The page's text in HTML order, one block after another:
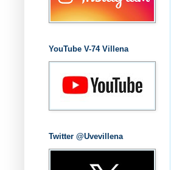
YouTube V-74 Villena
Twitter @Uvevillena